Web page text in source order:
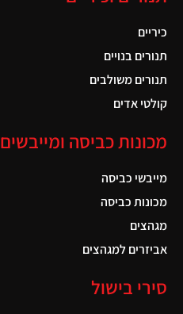
כיריים
תנורים בנויים
תנורים משולבים
קולטי אדים
מכונות כביסה ומייבשים
מייבשי כביסה
מכונות כביסה
מגהצים
אביזרים למגהצים
סירי בישול